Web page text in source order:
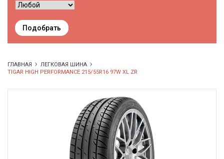
Подобрать
ГЛАВНАЯ
ЛЕГКОВАЯ ШИНА
TIGAR HIGH PERFORMANCE 215/55R16 97W XL ZR